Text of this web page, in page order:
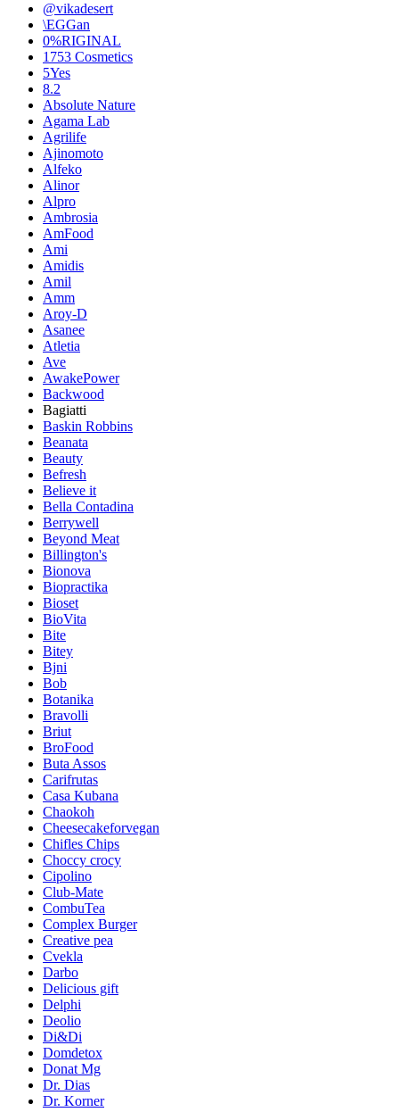
@vikadesert
\EGGan
0%RIGINAL
1753 Cosmetics
5Yes
8.2
Absolute Nature
Agama Lab
Agrilife
Ajinomoto
Alfeko
Alinor
Alpro
Ambrosia
AmFood
Ami
Amidis
Amil
Amm
Aroy-D
Asanee
Atletia
Ave
AwakePower
Backwood
Bagiatti
Baskin Robbins
Beanata
Beauty
Befresh
Believe it
Bella Contadina
Berrywell
Beyond Meat
Billington's
Bionova
Biopractika
Bioset
BioVita
Bite
Bitey
Bjni
Bob
Botanika
Bravolli
Briut
BroFood
Buta Assos
Carifrutas
Casa Kubana
Chaokoh
Cheesecakeforvegan
Chifles Chips
Choccy crocy
Cipolino
Club-Mate
CombuTea
Complex Burger
Creative pea
Cvekla
Darbo
Delicious gift
Delphi
Deolio
Di&Di
Domdetox
Donat Mg
Dr. Dias
Dr. Korner